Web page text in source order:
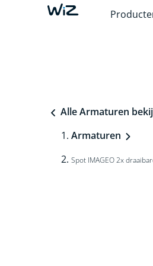
Alle Armaturen
Armaturen
Spot IMAGEO 2x